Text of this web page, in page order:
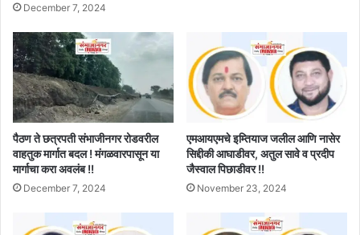
December 7, 2024
पैठण ते छत्रपती संभाजीनगर रोडवरील
वाहतुक मार्गात बदल ! मंगळवारपासून या
मार्गाचा करा अवलंब !!
December 7, 2024
एमआयएमचे इम्तियाज जलील आणि नासेर
सिद्दीकी आघाडीवर, अतुल सावे व प्रदीप
जैस्वाल पिछाडीवर !!
November 23, 2024